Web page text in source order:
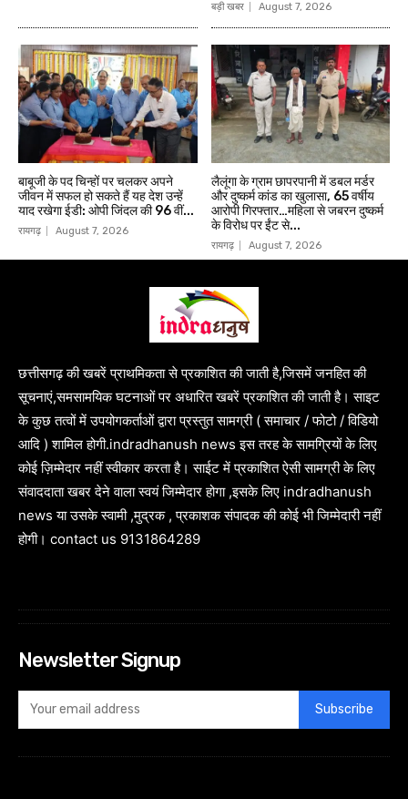
बड़ी खबर August 7, 2026
बाबूजी के पद चिन्हों पर चलकर अपने
जीवन में सफल हो सकते हैं यह देश उन्हें
याद रखेगा ईडी: ओपी जिंदल की 96 वीं...
रायगढ़ August 7, 2026
लैलूंगा के ग्राम छापरपानी में डबल मर्डर
और दुष्कर्म कांड का खुलासा, 65 वर्षीय
आरोपी गिरफ्तार…महिला से जबरन दुष्कर्म
के विरोध पर ईंट से...
रायगढ़ August 7, 2026
छत्तीसगढ़ की खबरें प्राथमिकता से प्रकाशित की जाती है,जिसमें जनहित की
सूचनाएं,समसामयिक घटनाओं पर अधारित खबरें प्रकाशित की जाती है। साइट
के कुछ तत्वों में उपयोगकर्ताओं द्वारा प्रस्तुत सामग्री ( समाचार / फोटो / विडियो
आदि ) शामिल होगी.indradhanush news इस तरह के सामग्रियों के लिए
कोई ज़िम्मेदार नहीं स्वीकार करता है। साईट में प्रकाशित ऐसी सामग्री के लिए
संवाददाता खबर देने वाला स्वयं जिम्मेदार होगा ,इसके लिए indradhanush
news या उसके स्वामी ,मुद्रक , प्रकाशक संपादक की कोई भी जिम्मेदारी नहीं
होगी। contact us 9131864289
Newsletter Signup
Subscribe